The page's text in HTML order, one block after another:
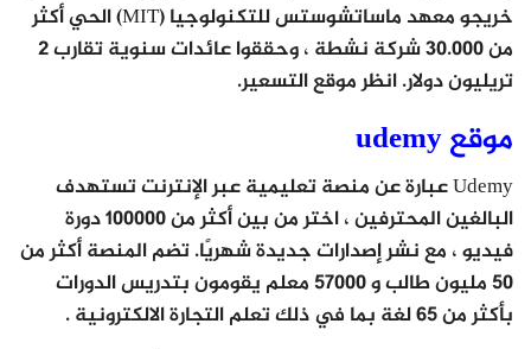
خريجو معهد ماساتشوستس للتكنولوجيا (MIT) الحي أكثر
من 30.000 شركة نشطة ، وحققوا عائدات سنوية تقارب 2
تريليون دولار. انظر موقع التسعير.
موقع udemy
Udemy عبارة عن منصة تعليمية عبر الإنترنت تستهدف
البالغين المحترفين ، اختر من بين أكثر من 100000 دورة
فيديو ، مع نشر إصدارات جديدة شهريًا. تضم المنصة أكثر من
50 مليون طالب و 57000 معلم يقومون بتدريس الدورات
بأكثر من 65 لغة بما في ذلك تعلم التجارة الالكترونية .